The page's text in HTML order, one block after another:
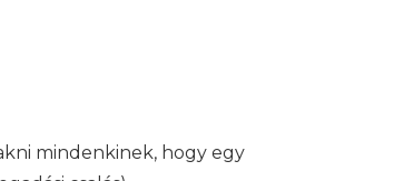
mindenkinek, hogy egy